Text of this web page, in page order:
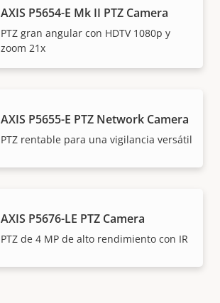
AXIS P5654-E Mk II PTZ Camera
PTZ gran angular con HDTV 1080p y
zoom 21x
AXIS P5655-E PTZ Network Camera
PTZ rentable para una vigilancia versátil
AXIS P5676-LE PTZ Camera
PTZ de 4 MP de alto rendimiento con IR